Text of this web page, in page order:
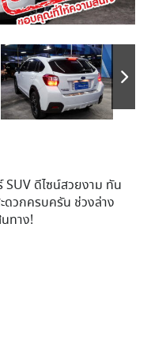
SUV ดีไซน์สวยงาม ทัน
วกครบครัน ช่วงล่าง
ทาง!